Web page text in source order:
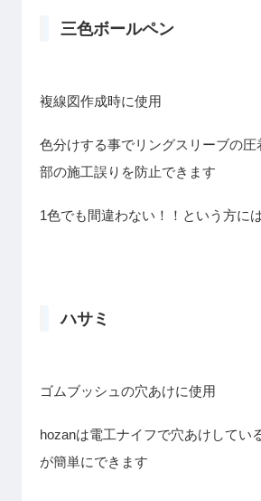
三色ボールペン
複線図作成時に使用
色分けする事でリングスリーブの圧
部の施工誤りを防止できます
1色でも間違わない！！という方に
ハサミ
ゴムブッシュの穴あけに使用
hozanは電工ナイフで穴あけしてい
が簡単にできます